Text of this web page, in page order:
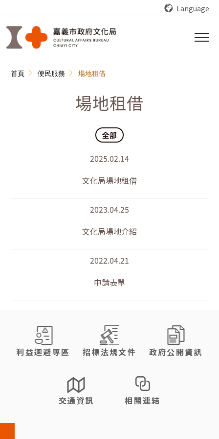
Language
首頁 便民服務 場地租借
場地租借
全部
2025.02.14
文化局場地租借
2023.04.25
文化局場地介紹
2022.04.21
申請表單
利益迴避專區 招標法規文件 政府公開資訊
交通資訊 相關連結